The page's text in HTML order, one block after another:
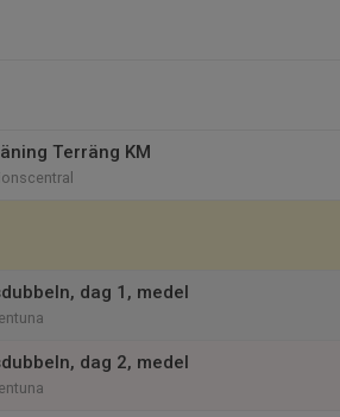
Terräng KM
dag 1, medel
dag 2, medel